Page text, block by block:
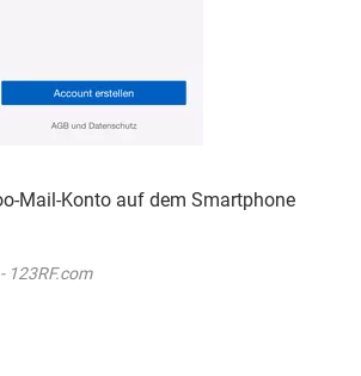
Mail-Konto auf dem Smartphone
123RF.com